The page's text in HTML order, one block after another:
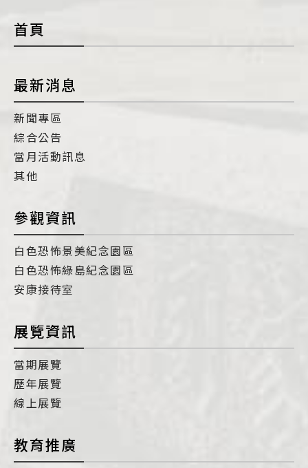
首頁
最新消息
新聞專區
綜合公告
當月活動訊息
其他
參觀資訊
白色恐怖景美紀念園區
白色恐怖綠島紀念園區
安康接待室
展覽資訊
當期展覽
歷年展覽
線上展覽
教育推廣